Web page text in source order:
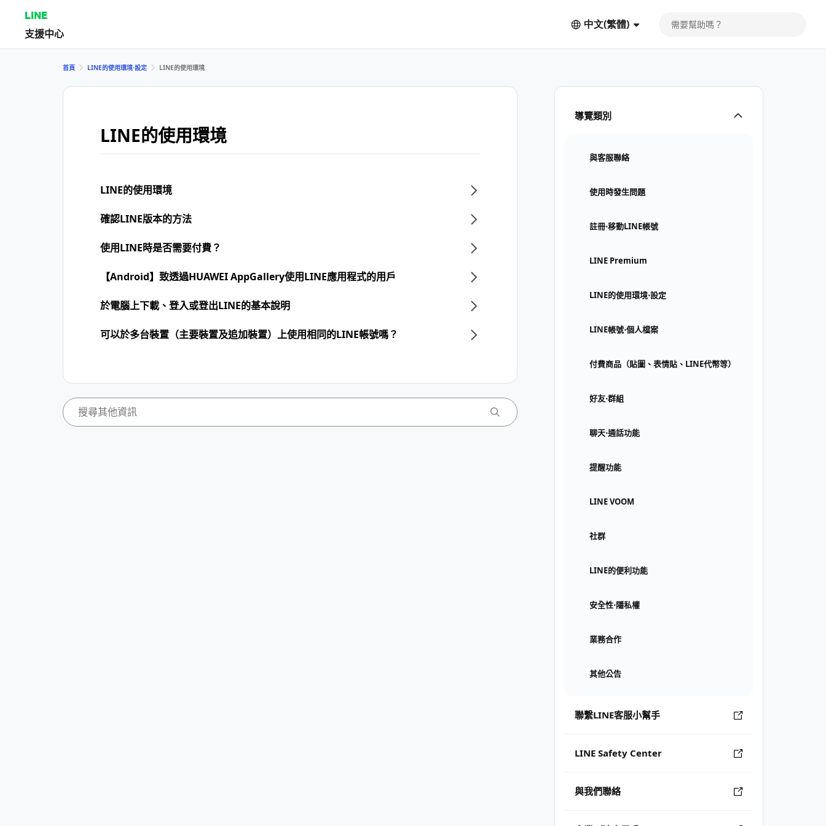
LINE
支援中心
中文(繁體)
導覽類別
與客服聯絡
使用時發生問題
註冊⋅移動LINE帳號
LINE Premium
LINE的使用環境⋅設定
LINE帳號⋅個人檔案
付費商品（貼圖、表情貼、LINE代幣等）
好友⋅群組
聊天⋅通話功能
提醒功能
LINE VOOM
社群
LINE的便利功能
安全性⋅隱私權
業務合作
其他公告
聯繫LINE客服小幫手
LINE Safety Center
與我們聯絡
首頁 LINE的使用環境⋅設定 LINE的使用環境
LINE的使用環境
LINE的使用環境
確認LINE版本的方法
使用LINE時是否需要付費？
【Android】致透過HUAWEI AppGallery使用LINE應用程式的用戶
於電腦上下載、登入或登出LINE的基本說明
可以於多台裝置（主要裝置及追加裝置）上使用相同的LINE帳號嗎？